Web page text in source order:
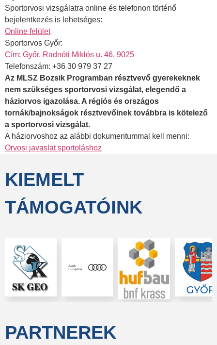
Sportorvosi vizsgálatra online és telefonon történő
bejelentkezés is lehetséges:
Online felület
Sportorvos Győr:
Cím: Győr, Radnóti Miklós u. 46, 9025
Telefonszám: +36 30 979 37 27
Az MLSZ Bozsik Programban résztvevő gyerekeknek
nem szükséges sportorvosi vizsgálat, elegendő a
háziorvos igazolása. A régiós és országos
tornák/bajnokságok résztvevőinek továbbra is kötelező
a sportorvosi vizsgálat.
A háziorvoshoz az alábbi dokumentummal kell menni:
Orvosi javaslat sportoláshoz
KIEMELT
TÁMOGATÓINK
PARTNEREK